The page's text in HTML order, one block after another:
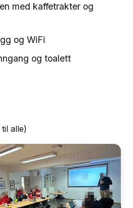
med kaffetrakter og
og WiFi
og toalett
alle)